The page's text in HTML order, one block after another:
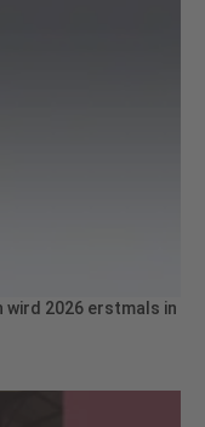
2026 erstmals in